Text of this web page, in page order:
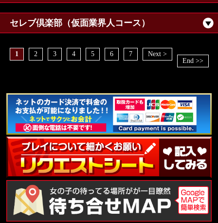
セレブ倶楽部（仮面業界人コース）
1 2 3 4 5 6 7
Next >
End >>